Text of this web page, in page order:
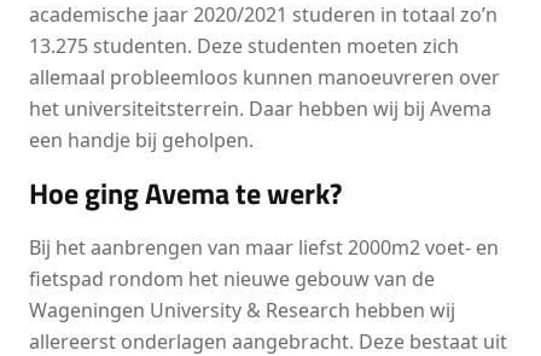
academische jaar 2020/2021 studeren in totaal zo’n
13.275 studenten. Deze studenten moeten zich
allemaal probleemloos kunnen manoeuvreren over
het universiteitsterrein. Daar hebben wij bij Avema
een handje bij geholpen.
Hoe ging Avema te werk?
Bij het aanbrengen van maar liefst 2000m2 voet- en
fietspad rondom het nieuwe gebouw van de
Wageningen University & Research hebben wij
allereerst onderlagen aangebracht. Deze bestaat uit